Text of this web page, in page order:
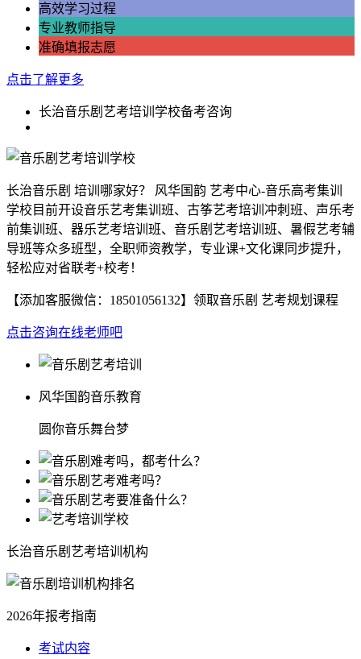
高效学习过程
专业教师指导
准确填报志愿
点击了解更多
长治音乐剧艺考培训学校备考咨询
长治音乐剧 培训哪家好？ 风华国韵 艺考中心-音乐高考集训
学校目前开设音乐艺考集训班、古筝艺考培训冲刺班、声乐考
前集训班、器乐艺考培训班、音乐剧艺考培训班、暑假艺考辅
导班等众多班型，全职师资教学，专业课+文化课同步提升，
轻松应对省联考+校考！
【添加客服微信： 18501056132】领取音乐剧 艺考规划课程
点击咨询在线老师吧
风华国韵音乐教育
圆你音乐舞台梦
长治音乐剧艺考培训机构
2026年报考指南
考试内容